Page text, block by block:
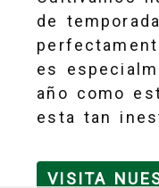
de
es
año como
esta tan
VISITA